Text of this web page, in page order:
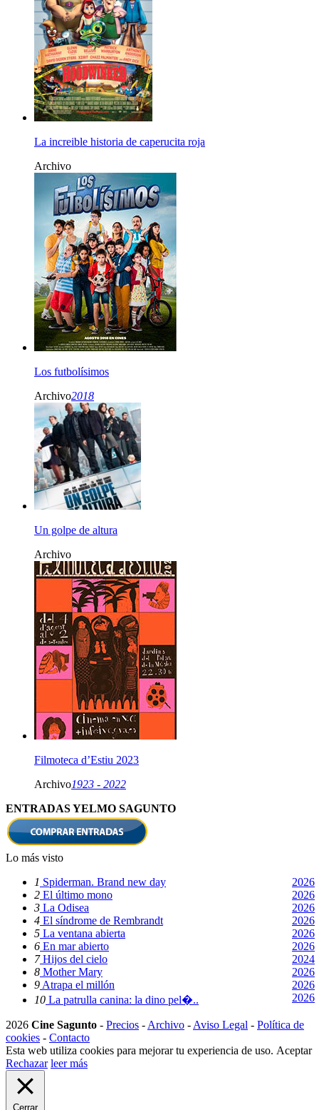
La increible historia de caperucita roja
Archivo
Los futbolísimos
Archivo2018
Un golpe de altura
Archivo
Filmoteca d’Estiu 2023
Archivo1923 - 2022
ENTRADAS YELMO SAGUNTO
Lo más visto
1 Spiderman. Brand new day
2026
2 El último mono
2026
3 La Odisea
2026
4 El síndrome de Rembrandt
2026
5 La ventana abierta
2026
6 En mar abierto
2026
7Hijos del cielo
2024
8 Mother Mary
2026
9 Atrapa el millón
2026
10 La patrulla canina: la dino pel�.. 2026
2026 Cine Sagunto - Precios - Archivo - Aviso Legal - Política de
cookies - Contacto
Esta web utiliza cookies para mejorar tu experiencia de uso. Aceptar
Rechazar leer más
Cerrar